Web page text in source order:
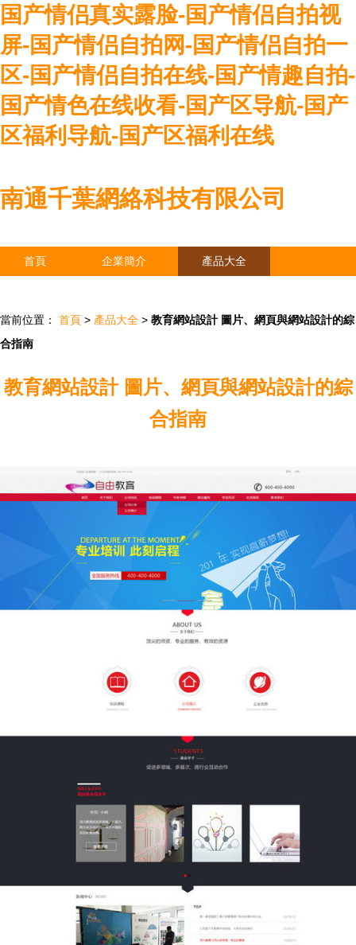
国产情侣真实露脸-国产情侣自拍视
屏-国产情侣自拍网-国产情侣自拍一
区-国产情侣自拍在线-国产情趣自拍-
国产情色在线收看-国产区导航-国产
区福利导航-国产区福利在线
南通千葉網絡科技有限公司
首頁 企業簡介 產品大全
當前位置： 首頁 > 產品大全 > 教育網站設計 圖片、網頁與網站設計的綜
合指南
教育網站設計 圖片、網頁與網站設計的綜
合指南